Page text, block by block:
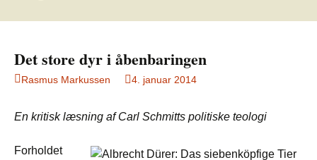
Det store dyr i åbenbaringen
Rasmus Markussen 4. januar 2014
En kritisk læsning af Carl Schmitts politiske teologi
Forholdet